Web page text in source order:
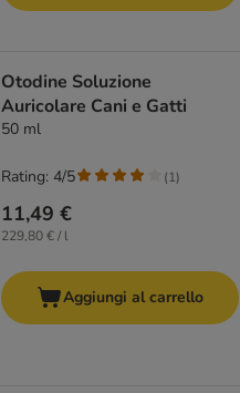
Otodine Soluzione
Auricolare Cani e Gatti
50 ml
11,49 €
229,80 € / l
Rating: 4/5 (1)
Aggiungi al carrello